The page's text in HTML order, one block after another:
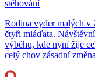
stěhování
Rodina vyder malých v
čtyři mláďata.
výběhu, kde nyní žije
celý chov zásadní